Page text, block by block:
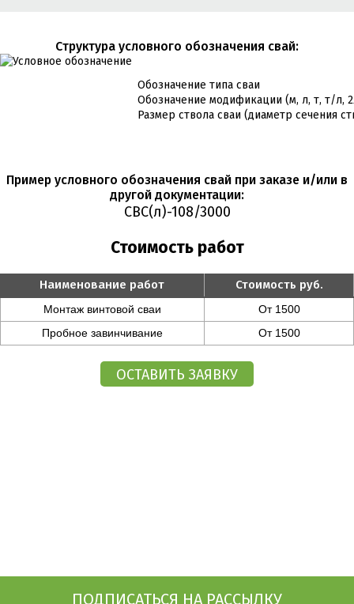
Cтруктура условного обозначения свай:
Обозначение типа сваи
Обозначение модификации (м, л, т, т/л,
Размер ствола сваи (диаметр сечения
Пример условного обозначения свай при заказе и/или в
другой документации:
СВС(л)-108/3000
Стоимость работ
Наименование работ Стоимость руб.
Монтаж винтовой сваи
От 1500
Пробное завинчивание
От 1500
ПОДПИСАТЬСЯ НА РАССЫЛКУ